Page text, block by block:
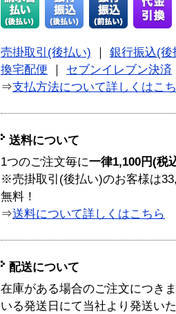
売掛取引(後払い)
銀行振込(後
換宅配便
セブンイレブン決済
⇒支払方法について詳しくはこ
送料について
1つのご注文毎に一律1,100円(税
※売掛取引(後払い)のお客様は
無料！
⇒送料について詳しくはこちら
配送について
在庫がある場合のご注文につき
いる発送日にて当社より発送い